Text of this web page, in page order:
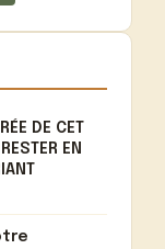
DE CET
EN